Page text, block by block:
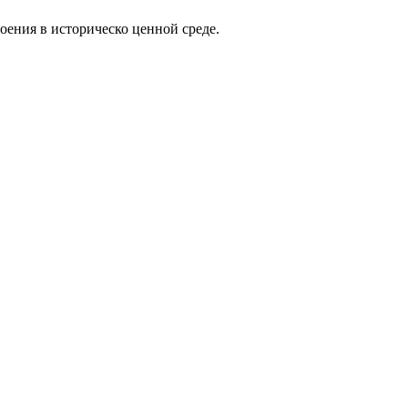
в историческо ценной среде.